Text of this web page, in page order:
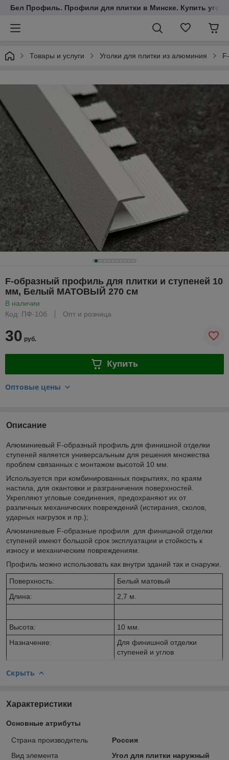
Бел Профиль. Профили для плитки в Минске. Купить
Товары и услуги Уголки для плитки из алюминия
F-образный профиль для плитки и ступеней 10
мм, Белый МАТОВЫЙ 270 см
В наличии
Код: ПФ-10б
Опт и розница
30 руб.
Купить
Оптовые цены
Описание
Алюминиевый F-образный профиль для финишной отделки
ступеней является универсальным для решения множества
проблем связанных с монтажом высотой 10 мм.
Используется при комбинированных покрытиях, по краям
настила, для окантовки и разграничения поверхностей.
Укрепляют угловые соединения, предохраняют их от
различных механических повреждений (истирания, сколов,
ударных нагрузок и пр.);
Алюминиевые F-образные профиля для финишной отделки
ступеней имеют большой срок эксплуатации и стойкость к
износу и механическим повреждениям.
Профиль можно использовать как внутри зданий так и снаружи.
Поверхность:
Белый матовый
Длина:
2,7 м.
Высота:
10 мм.
Назначение:
Для финишной отделки
ступеней и углов
Скрыть
Характеристики
Основные атрибуты
Страна производитель
Россия
Вид элемента
Угол для плитки наружный